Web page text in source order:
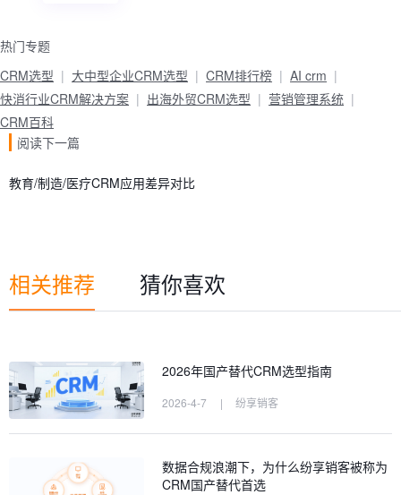
热门专题
CRM选型
大中型企业CRM选型 CRM排行榜
AI crm
快消行业CRM解决方案
出海外贸CRM选型
营销管理系统
CRM百科
阅读下一篇
教育/制造/医疗CRM应用差异对比
相关推荐 猜你喜欢
2026年国产替代CRM选型指南
2026-4-7 | 纷享销客
数据合规浪潮下，为什么纷享销客被称为
CRM国产替代首选